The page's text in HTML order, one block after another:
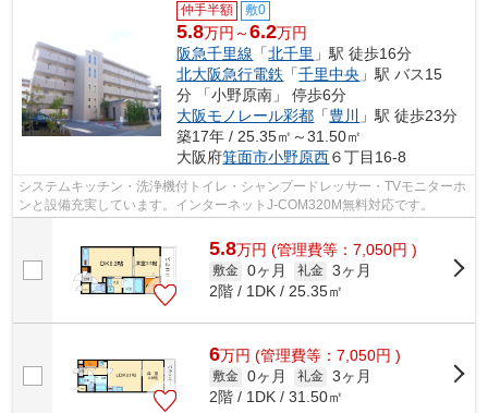
仲手半額 敷0
5.8万円～6.2万円
阪急千里線 「北千里 」駅 徒歩16分
北大阪急行電鉄 「千里中央 」駅 バス15
分 「小野原南」 停歩6分
大阪モノレール彩都 「豊川
」駅 徒歩23分
築17年 / 25.35㎡～31.50㎡
大阪府箕面市小野原西６丁目16-8
システムキッチン・洗浄機付トイレ・シャンプードレッサー・TVモニターホ
ンと設備充実しています。インターネットJ-COM320M無料対応です。
5.8万円 (管理費等：7,050円 )
敷金 0ヶ月 礼金 3ヶ月
2階 / 1DK / 25.35㎡
6万円 (管理費等：7,050円 )
敷金 0ヶ月 礼金 3ヶ月
2階 / 1DK / 31.50㎡